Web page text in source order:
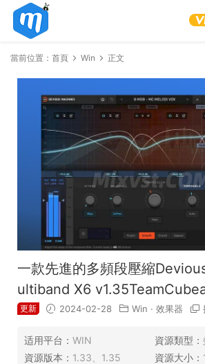
當前位置： 首頁 Win 正文
一款先進的多頻段壓縮
ultiband X6
更新 2024-02-28 Win · 效果器
适用平台： WIN 資源類型：
資源版本： 1.33、1.35 資源大小：